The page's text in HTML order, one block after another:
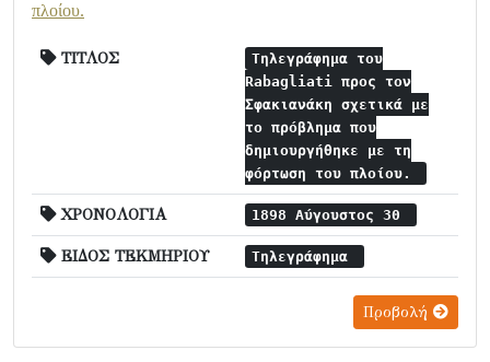
πλοίου.
ΤΙΤΛΟΣ
Τηλεγράφημα του
Rabagliati προς τον
Σφακιανάκη σχετικά με
το πρόβλημα που
δημιουργήθηκε με τη
φόρτωση του πλοίου.
ΧΡΟΝΟΛΟΓΙΑ 1898 Αύγουστος 30
ΕΙΔΟΣ ΤΕΚΜΗΡΙΟΥ Τηλεγράφημα
Προβολή